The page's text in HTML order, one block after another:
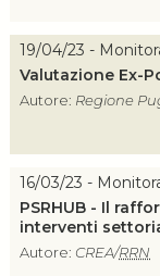
19/04/23 -
Valutazione Ex-
Autore: Regione
16/03/23 -
PSRHUB - Il
interventi
Autore: CREA/RRN